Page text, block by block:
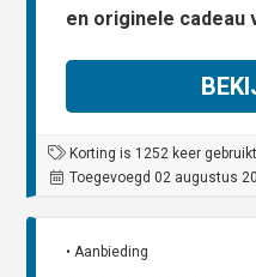
en originele cadeau
Korting is 1252 keer gebruikt
Toegevoegd 02 augustus
• Aanbieding